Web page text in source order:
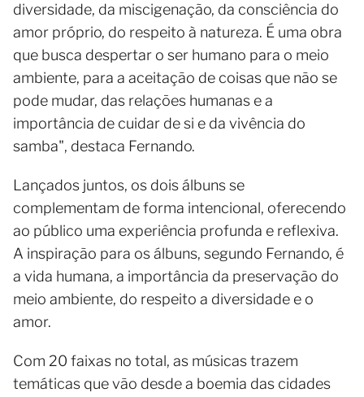
diversidade, da miscigenação, da consciência do
amor próprio, do respeito à natureza. É uma obra
que busca despertar o ser humano para o meio
ambiente, para a aceitação de coisas que não se
pode mudar, das relações humanas e a
importância de cuidar de si e da vivência do
samba", destaca Fernando.
Lançados juntos, os dois álbuns se
complementam de forma intencional, oferecendo
ao público uma experiência profunda e reflexiva.
A inspiração para os álbuns, segundo Fernando, é
a vida humana, a importância da preservação do
meio ambiente, do respeito a diversidade e o
amor.
Com 20 faixas no total, as músicas trazem
temáticas que vão desde a boemia das cidades